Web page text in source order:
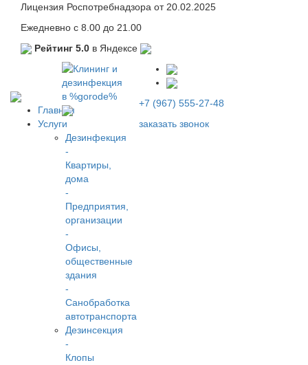
Лицензия Роспотребнадзора от 20.02.2025
Ежедневно с 8.00 до 21.00
Рейтинг 5.0 в Яндексе
Главная
Услуги
Дезинфекция
-
Квартиры,
дома
-
Предприятия,
организации
-
Офисы,
общественные
здания
-
Санобработка
автотранспорта
Дезинсекция
-
Клопы
+7 (967) 555-27-48
заказать звонок